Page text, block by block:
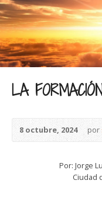
LA
8 octubre, 2024 por
Por: Jorge
Ciudad